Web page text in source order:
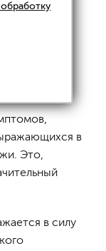
в
Это,
в силу